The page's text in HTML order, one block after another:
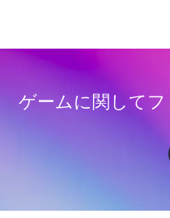
ゲームに関して